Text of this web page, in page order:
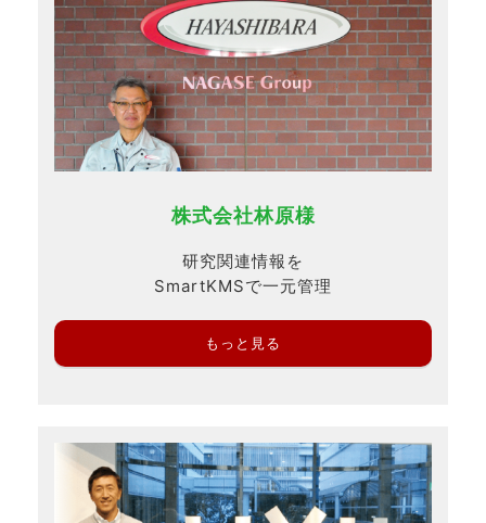
株式会社林原様
研究関連情報を
SmartKMSで一元管理
もっと見る